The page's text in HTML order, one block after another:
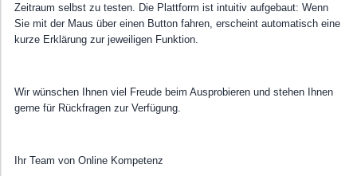
Zeitraum selbst zu testen. Die Plattform ist intuitiv aufgebaut: Wenn
Sie mit der Maus über einen Button fahren, erscheint automatisch eine
kurze Erklärung zur jeweiligen Funktion.
Wir wünschen Ihnen viel Freude beim Ausprobieren und stehen Ihnen
gerne für Rückfragen zur Verfügung.
Ihr Team von Online Kompetenz